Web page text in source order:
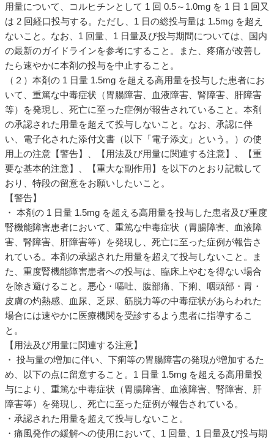
用量について、コルヒチンとして 1 回 0.5～1.0mg を 1 日 1 回又
は 2 回経口投与する。ただし、1 日の総投与量は 1.5mg を超え
ないこと。なお、1 回量、1 日量及び投与期間については、国内
の最新のガイドラインを参考にすること。また、疼痛が改善し
たら速やかに本剤の投与を中止すること。
（２）本剤の 1 日量 1.5mg を超える高用量を投与した患者にお
いて、重篤な中毒症状（胃腸障害、血液障害、腎障害、肝障害
等）を発現し、死亡に至った症例が報告されていること。本剤
の承認された用量を超えて投与しないこと。なお、承認に伴
い、電子化された添付文書（以下「電子添文」という。）の使
用上の注意【警告】、【用法及び用量に関連する注意】、【重
要な基本的注意】、【重大な副作用】を以下のとおり記載して
おり、特段の留意をお願いしたいこと。
【警告】
・ 本剤の 1 日量 1.5mg を超える高用量を投与した患者及び重度
腎機能障害患者において、重篤な中毒症状（胃腸障害、血液障
害、腎障害、肝障害等）を発現し、死亡に至った症例が報告さ
れている。本剤の承認された用量を超えて投与しないこと。ま
た、重度腎機能障害患者への投与は、臨床上やむを得ない場合
を除き避けること。悪心・嘔吐、腹部痛、下痢、咽頭部・胃・
皮膚の灼熱感、血尿、乏尿、筋脱力等の中毒症状があらわれた
場合には速やかに医療機関を受診するよう患者に指導するこ
と。
【用法及び用量に関連する注意】
・ 投与量の増加に伴い、下痢等の胃腸障害の発現が増加するた
め、以下の点に留意すること。1 日量 1.5mg を超える高用量投
与により、重篤な中毒症状（胃腸障害、血液障害、腎障害、肝
障害等）を発現し、死亡に至った症例が報告されている。
・承認された用量を超えて投与しないこと。
・痛風発作の緩解への使用において、1 回量、1 日量及び投与期